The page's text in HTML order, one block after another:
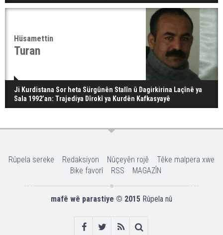
Hüsamettin
Turan
Ji Kurdistana Sor heta Sürgûnên Stalîn û Dagirkirina Laçînê ya
Sala 1992’an: Trajediya Dîrokî ya Kurdên Kafkasyayê
Rûpela sereke Redaksiyon Nûçeyên rojê
Têke malpera xwe
Bike favorî
RSS MAGAZÎN
mafê wê parastiye © 2015 Rûpela nû